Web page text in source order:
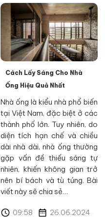
Cách Lấy Sáng Cho Nhà
Ống Hiệu Quả Nhất
Nhà ống là kiểu nhà phổ biến
tại Việt Nam, đặc biệt ở các
thành phố lớn. Tuy nhiên, do
diện tích hạn chế và chiều
dài nhà dài, nhà ống thường
gặp vấn đề thiếu sáng tự
nhiên, khiến không gian trở
nên bí bách và tù túng. Bài
viết này sẽ chia sẻ…
09:58 26.06.2024